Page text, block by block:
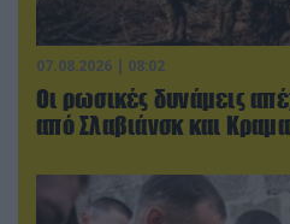
07.08.2026 | 08:02
Οι ρωσικές δυνάμεις
από Σλαβιάνσκ και